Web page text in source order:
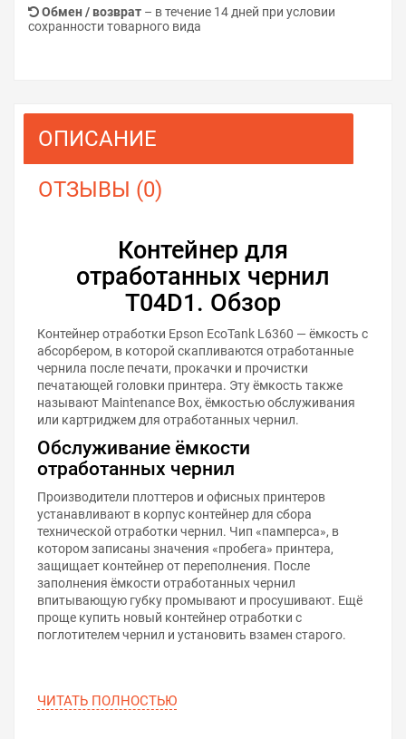
Обмен / возврат – в течение 14 дней при условии
сохранности товарного вида
ОПИСАНИЕ
ОТЗЫВЫ (0)
Контейнер для
отработанных чернил
T04D1. Обзор
Контейнер отработки Epson EcoTank L6360 — ёмкость с
абсорбером, в которой скапливаются отработанные
чернила после печати, прокачки и прочистки
печатающей головки принтера. Эту ёмкость также
называют Maintenance Box, ёмкостью обслуживания
или картриджем для отработанных чернил.
Обслуживание ёмкости
отработанных чернил
Производители плоттеров и офисных принтеров
устанавливают в корпус контейнер для сбора
технической отработки чернил. Чип «памперса», в
котором записаны значения «пробега» принтера,
защищает контейнер от переполнения. После
заполнения ёмкости отработанных чернил
впитывающую губку промывают и просушивают. Ещё
проще купить новый контейнер отработки с
поглотителем чернил и установить взамен старого.
ЧИТАТЬ ПОЛНОСТЬЮ